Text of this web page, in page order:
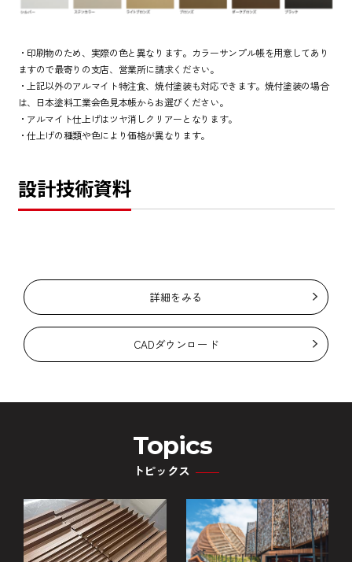
・印刷物のため、実際の色と異なります。カラーサンプル帳を用意してあり
ますので最寄りの支店、営業所に請求ください。
・上記以外のアルマイト特注食、焼付塗装も対応できます。焼付塗装の場合
は、日本塗料工業会色見本帳からお選びください。
・アルマイト仕上げはツヤ消しクリアーとなります。
・仕上げの種類や色により価格が異なります。
設計技術資料
詳細をみる
CADダウンロード
Topics
トピックス